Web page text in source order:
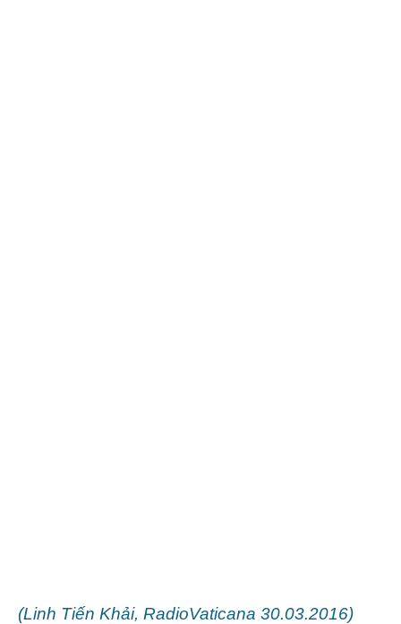
(Linh Tiến Khải, RadioVaticana 30.03.2016)